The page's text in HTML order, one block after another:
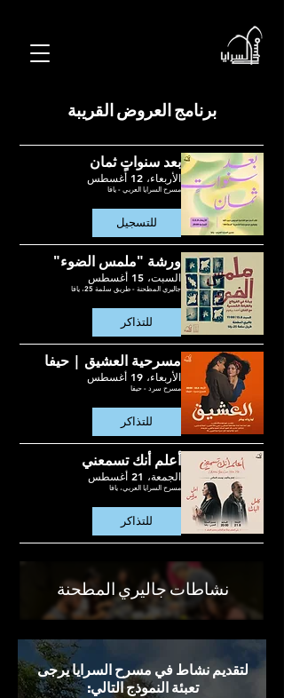
برنامج العروض القريبة
بعد سنواتٍ ثمان
الأربعاء، 12 أغسطس
مسرح السرايا العربي - يافا
للتسجيل
ورشة "ملمس الضوء"
السبت، 15 أغسطس
جاليري المطحنة - طريق سلمة 25، يافا
للتذاكر
مسرحية العشيق | حيفا
الأربعاء، 19 أغسطس
مسرح سرد - حيفا
للتذاكر
أعلم أنك تسمعني
الجمعة، 21 أغسطس
مسرح السرايا العربي، يافا
للتذاكر
نشاطات جاليري المطحنة
لتقديم نشاط في مسرح السرايا يرجى
تعبئة النموذج التالي: